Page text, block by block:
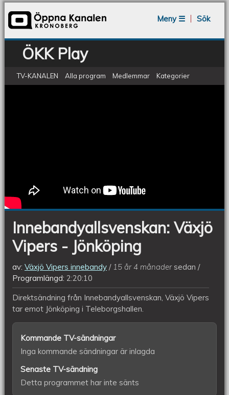
Meny ☰
Sök
ÖKK Play
TV-KANALEN Alla program Medlemmar Kategorier
Innebandyallsvenskan: Växjö
Vipers - Jönköping
av: Växjö Vipers innebandy 15 år 4 månadersedan
Programlängd: 2:20:10
Direktsändning från Innebandyallsvenskan, Växjö Vipers
tar emot Jönköping i Teleborgshallen.
Kommande TV-sändningar
Inga kommande sändningar är inlagda
Senaste TV-sändning
Detta programmet har inte sänts